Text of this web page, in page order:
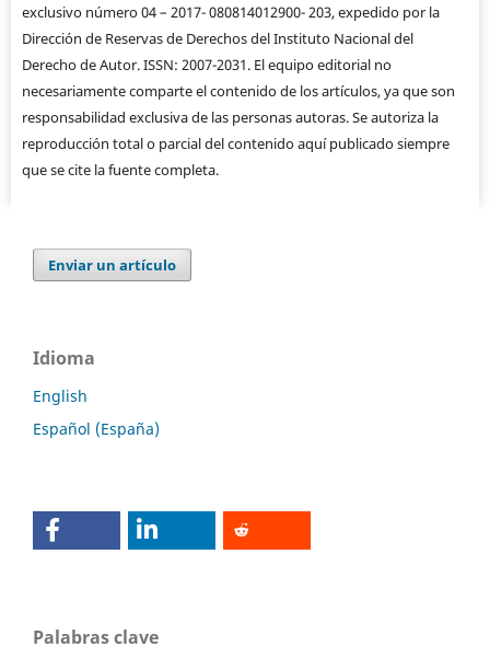
exclusivo número 04 – 2017- 080814012900- 203, expedido por la
Dirección de Reservas de Derechos del Instituto Nacional del
Derecho de Autor. ISSN: 2007-2031. El equipo editorial no
necesariamente comparte el contenido de los artículos, ya que son
responsabilidad exclusiva de las personas autoras. Se autoriza la
reproducción total o parcial del contenido aquí publicado siempre
que se cite la fuente completa.
Enviar un artículo
Idioma
English
Español (España)
Palabras clave